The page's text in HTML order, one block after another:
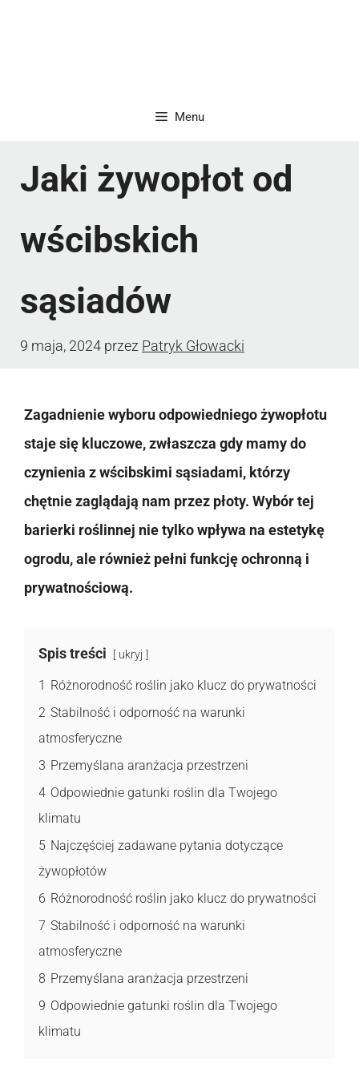
Menu
Jaki żywopłot od
wścibskich
sąsiadów
9 maja, 2024 przez Patryk Głowacki
Zagadnienie wyboru odpowiedniego żywopłotu
staje się kluczowe, zwłaszcza gdy mamy do
czynienia z wścibskimi sąsiadami, którzy
chętnie zaglądają nam przez płoty. Wybór tej
barierki roślinnej nie tylko wpływa na estetykę
ogrodu, ale również pełni funkcję ochronną i
prywatnościową.
Spis treści ukryj
1 Różnorodność roślin jako klucz do prywatności
2 Stabilność i odporność na warunki
atmosferyczne
3 Przemyślana aranżacja przestrzeni
4 Odpowiednie gatunki roślin dla Twojego
klimatu
5 Najczęściej zadawane pytania dotyczące
żywopłotów
6 Różnorodność roślin jako klucz do prywatności
7 Stabilność i odporność na warunki
atmosferyczne
8 Przemyślana aranżacja przestrzeni
9 Odpowiednie gatunki roślin dla Twojego
klimatu